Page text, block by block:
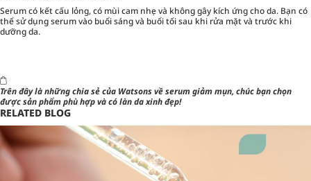
Serum có kết cấu lỏng, có mùi cam nhẹ và không gây kích ứng cho da. Bạn có
thể sử dụng serum vào buổi sáng và buổi tối sau khi rửa mặt và trước khi
dưỡng da.
Trên đây là những chia sẻ của Watsonsvề serum giảm mụn, chúc bạn chọn
được sản phẩm phù hợp và có làn da xinh đẹp!
RELATED BLOG